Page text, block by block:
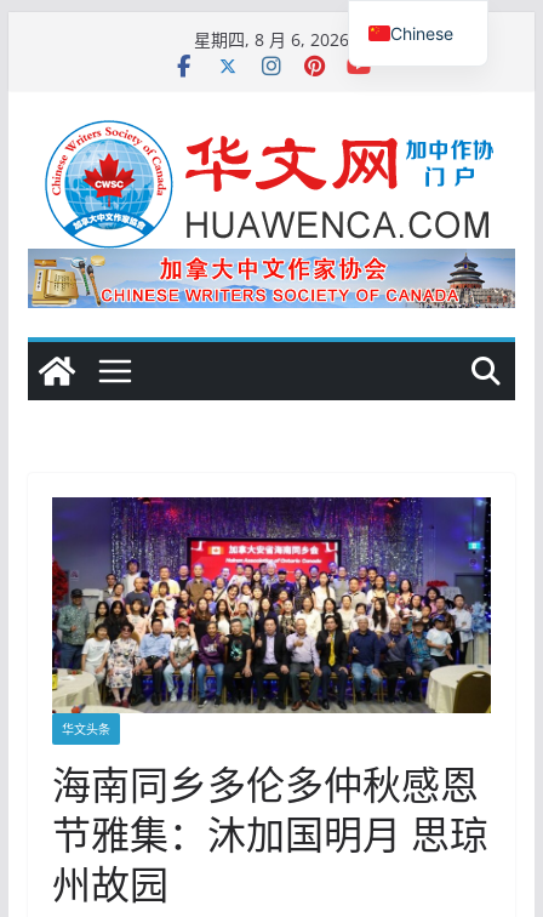
星期四, 8 月 6, 2026
华文头条
海南同乡多伦多仲秋感恩
节雅集：沐加国明月 思琼
州故园
Chinese